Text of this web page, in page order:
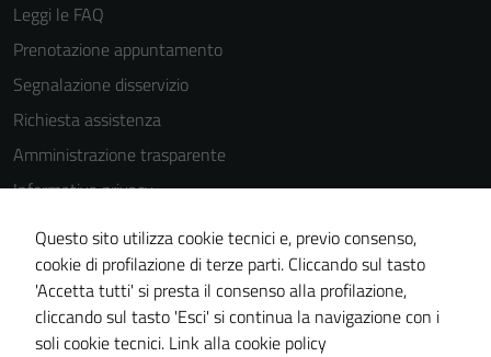
Leggi le FAQ
Prenotazione appuntamento
Segnalazione disservizio
Richiesta assistenza
Amministrazione trasparente
Informativa privacy
Cookie Policy
Note legali
Dichiarazione di accessibilità
Piano di miglioramento del sito
Questo sito utilizza cookie tecnici e, previo consenso,
cookie di profilazione di terze parti. Cliccando sul tasto
'Accetta tutti' si presta il consenso alla profilazione,
cliccando sul tasto 'Esci' si continua la navigazione con i
soli cookie tecnici. Link alla cookie policy